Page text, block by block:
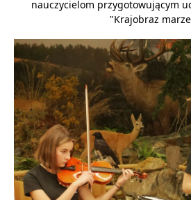
nauczycielom przygotowującym
"Krajobraz